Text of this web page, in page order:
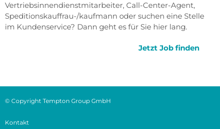
Vertriebsinnendienstmitarbeiter, Call-Center-Agent,
Speditionskauffrau-/kaufmann oder suchen eine Stelle
im Kundenservice? Dann geht es für Sie hier lang.
Jetzt Job finden
© Copyright Tempton Group GmbH
Kontakt